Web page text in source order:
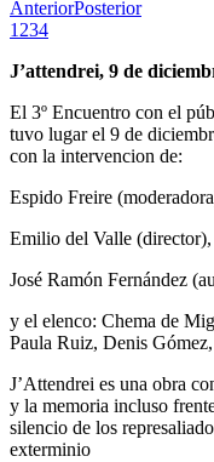
AnteriorPosterior
1234
J’attendrei, 9 de
El 3º Encuentro con el
tuvo lugar el 9 de
con la intervencion de:
Espido Freire
Emilio del Valle (director),
José Ramón Fernández
y el elenco: Chema de
Paula Ruiz, Denis
J’Attendrei es una obra
y la memoria incluso
silencio de los
exterminio